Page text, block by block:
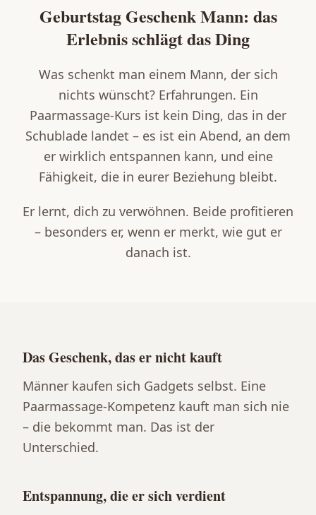
Geburtstag Geschenk Mann: das
Erlebnis schlägt das Ding
Was schenkt man einem Mann, der sich
nichts wünscht? Erfahrungen. Ein
Paarmassage-Kurs ist kein Ding, das in der
Schublade landet – es ist ein Abend, an dem
er wirklich entspannen kann, und eine
Fähigkeit, die in eurer Beziehung bleibt.
Er lernt, dich zu verwöhnen. Beide profitieren
– besonders er, wenn er merkt, wie gut er
danach ist.
Das Geschenk, das er nicht kauft
Männer kaufen sich Gadgets selbst. Eine
Paarmassage-Kompetenz kauft man sich nie
– die bekommt man. Das ist der
Unterschied.
Entspannung, die er sich verdient